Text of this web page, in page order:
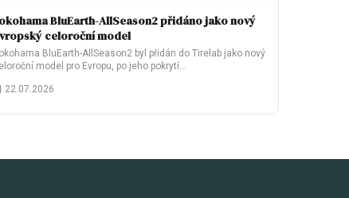
BluEarth-AllSeason2 přidáno jako nový
celoroční model
BluEarth-AllSeason2 byl přidán do Tirelab jako nový
model pro Evropu, po jeho pokrytí…
22.07.2026